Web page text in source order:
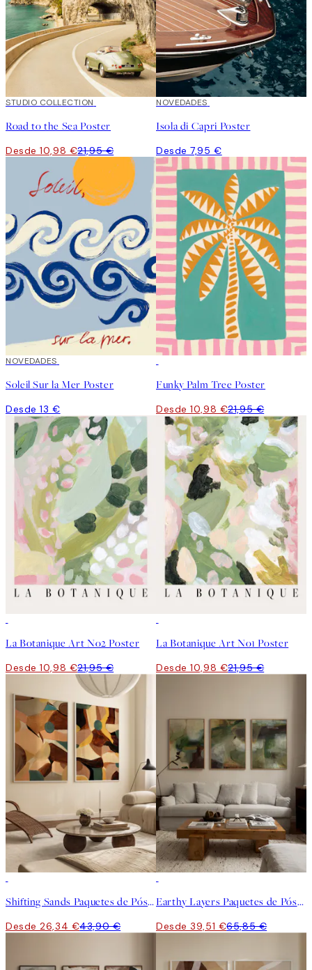
50%*
STUDIO COLLECTION
Road to the Sea Poster
Desde 10,98 €21,95 €
NOVEDADES
Isola di Capri Poster
Desde 7,95 €
NOVEDADES
Soleil Sur la Mer Poster
Desde 13 €
Funky Palm Tree Poster
Desde 10,98 €21,95 €
La Botanique Art No2 Poster
Desde 10,98 €21,95 €
La Botanique Art No1 Poster
Desde 10,98 €21,95 €
Shifting Sands Paquetes de Pósters
Desde 26,34 €43,90 €
Earthy Layers Paquetes de Pósters
Desde 39,51 €65,85 €